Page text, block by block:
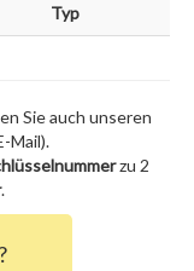
Typ
Sie auch unseren
Mail).
zu 2
.